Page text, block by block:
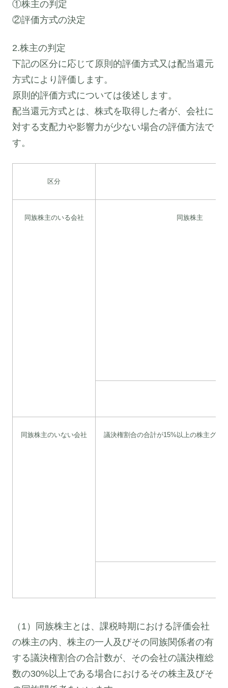
①株主の判定
②評価方式の決定
2.株主の判定
下記の区分に応じて原則的評価方式又は配当還元
方式により評価します。
原則的評価方式については後述します。
配当還元方式とは、株式を取得した者が、会社に
対する支配力や影響力が少ない場合の評価方法で
す。
区分
同族株主のいる会社 同族株主
同族株主のいない会社 議決権割合の合計が15%以上の株主グル
（1）同族株主とは、課税時期における評価会社
の株主の内、株主の一人及びその同族関係者の有
する議決権割合の合計数が、その会社の議決権総
数の30%以上である場合におけるその株主及びそ